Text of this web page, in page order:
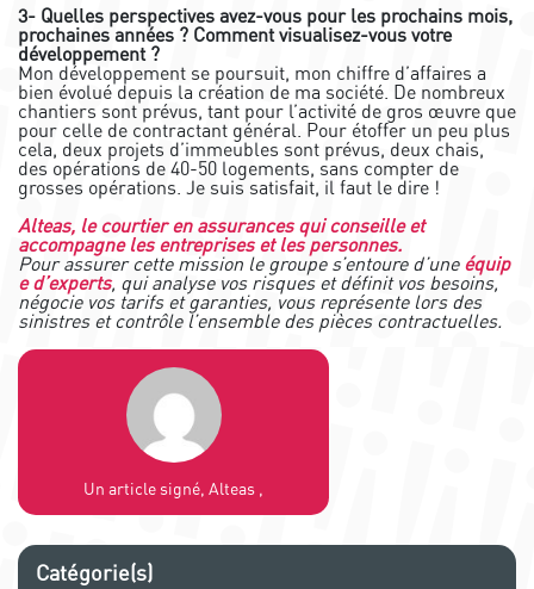
3- Quelles perspectives avez-vous pour les prochains mois,
prochaines années ? Comment visualisez-vous votre
développement ?
Mon développement se poursuit, mon chiffre d’affaires a
bien évolué depuis la création de ma société. De nombreux
chantiers sont prévus, tant pour l’activité de gros œuvre que
pour celle de contractant général. Pour étoffer un peu plus
cela, deux projets d’immeubles sont prévus, deux chais,
des opérations de 40-50 logements, sans compter de
grosses opérations. Je suis satisfait, il faut le dire !
Alteas, le courtier en assurances qui conseille et
accompagne les entreprises et les personnes.
Pour assurer cette mission le groupe s’entoure d’une équip
e d’experts, qui analyse vos risques et définit vos besoins,
négocie vos tarifs et garanties, vous représente lors des
sinistres et contrôle l’ensemble des pièces contractuelles.
Un article signé, Alteas ,
Catégorie(s)